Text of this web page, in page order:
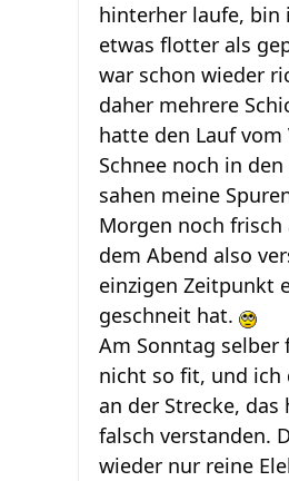
hinterher laufe, bin
etwas flotter als
war schon wieder
daher mehrere
hatte den Lauf
Schnee noch in
sahen meine
Morgen noch frisch
dem Abend also
einzigen Zeitpunkt
geschneit hat.
Am Sonntag
nicht so fit, und ich
an der Strecke,
falsch verstanden.
wieder nur reine